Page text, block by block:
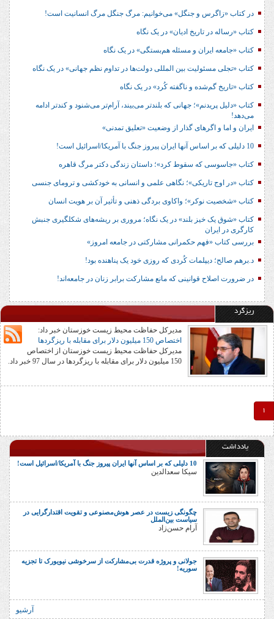
در کتاب «زاگرس و جنگل» می‌خوانیم: مرگ جنگل مرگ انسانیت است!
کتاب «رساله در تاریخ ادیان» در یک نگاه
کتاب «جامعه ایران و مسئله هم‌بستگی» در یک نگاه
کتاب «تجلی مسئولیت بین المللی دولت‌ها در تداوم نظم جهانی» در یک نگاه
کتاب «تاریخ گم‌شده و ناگفته کُرد» در یک نگاه
کتاب «دلیل پریدنم»؛ جهانی که بلندتر می‌بیند، آرام‌تر می‌شنود و کندتر ادامه
می‌دهد!
ایران و اما و اگرهای گذار از وضعیت «تعلیق تمدنی»
10 دلیلی که بر اساس آنها ایران پیروز جنگ با آمریکا/اسرائیل است!
کتاب «جاسوسی که سقوط کرد»؛ داستان زندگی دکتر مرگ قاهره
کتاب «در اوج تاریکی»؛ نگاهی علمی و انسانی به خودکشی و ترومای جنسی
کتاب «شخصیت نوکر»؛ واکاوی بردگی ذهنی و تأثیر آن بر هویت انسان
کتاب «شوق یک خیز بلند» در یک نگاه؛ مروری بر ریشه‌های شکل‎گیری جنبش
کارگری در ایران
بررسی کتاب «فهم حکمرانی مشارکتی در جامعه امروز»
د.برهم صالح؛ دیپلمات کُردی که روزی خود یک پناهنده بود!
در ضرورت اصلاح قوانینی که مانع مشارکت برابر زنان در جامعه‌اند!
ریزگرد
مدیرکل حفاظت محیط زیست خوزستان خبر داد:
اختصاص 150 میلیون دلار برای مقابله با ریزگردها
مدیرکل حفاظت محیط زیست خوزستان از اختصاص
150 میلیون دلار برای مقابله با ریزگردها در سال 97 خبر داد.
1
یادداشت
10 دلیلی که بر اساس آنها ایران پیروز جنگ با آمریکا/اسرائیل است!
سیکا سعدالدین
چگونگی زیست در عصر هوش‌مصنوعی و تقویت اقتدارگرایی در
سیاست بین‌الملل
آرام حسن‌زاد
جولانی و پروژه قدرت بی‌مشارکت از سرخوشی نیویورک تا تجزیه
سوریه!
آرشیو